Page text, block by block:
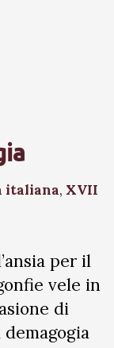
italiana, XVII
per il
vele in
di